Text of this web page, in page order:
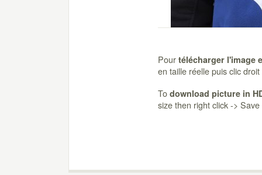
Pour télécharger l'image
en taille réelle puis clic
To download picture in
size then right click ->